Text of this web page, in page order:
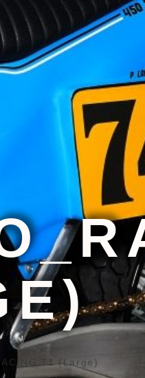
71 (Large)